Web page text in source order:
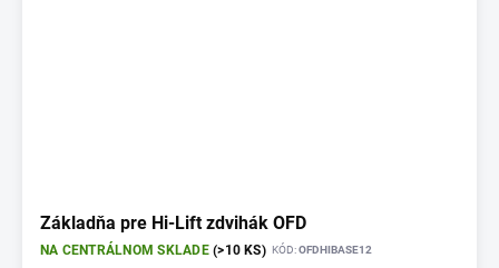
Základňa pre Hi-Lift zdvihák OFD
NA CENTRÁLNOM SKLADE(>10 KS) KÓD:OFDHIBASE12